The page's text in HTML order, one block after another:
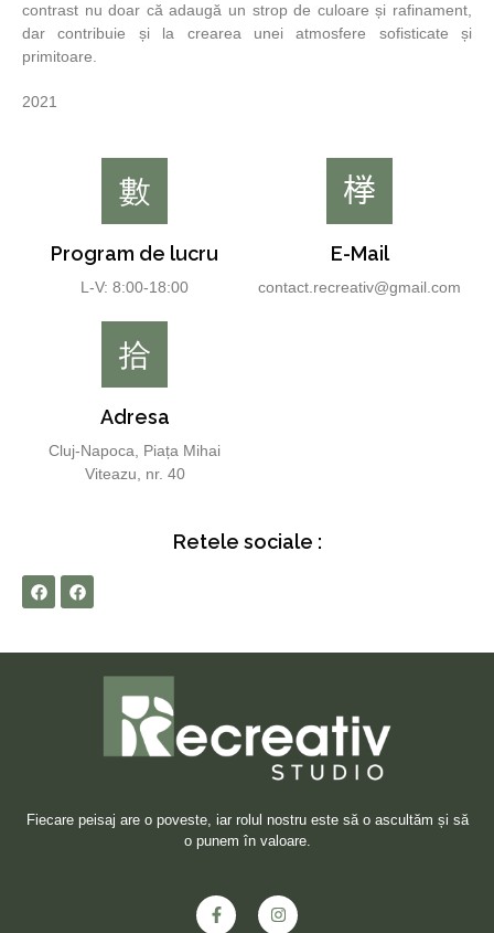
contrast nu doar că adaugă un strop de culoare și rafinament,
dar contribuie și la crearea unei atmosfere sofisticate și
primitoare.
2021
Program de lucru
L-V: 8:00-18:00
E-Mail
contact.recreativ@gmail.com
Adresa
Cluj-Napoca, Piața Mihai
Viteazu, nr. 40
Retele sociale :
Fiecare peisaj are o poveste, iar rolul nostru este să o ascultăm și să
o punem în valoare.